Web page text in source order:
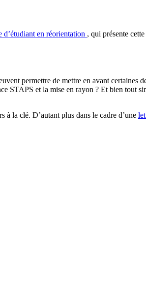
d’étudiant en réorientation , qui présente
permettre de mettre en avant certaines
STAPS et la mise en rayon ? Et bien tout
la clé. D’autant plus dans le cadre d’une